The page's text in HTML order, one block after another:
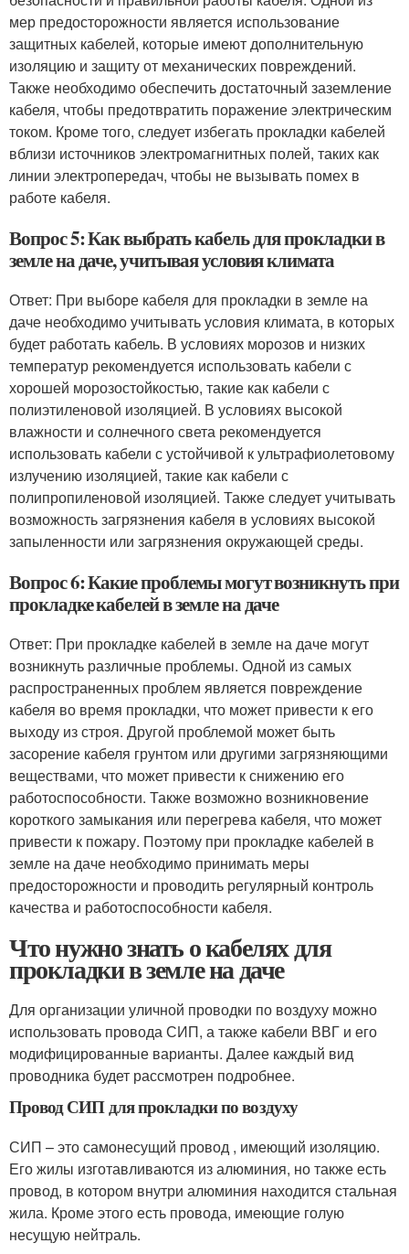
мер предосторожности является использование
защитных кабелей, которые имеют дополнительную
изоляцию и защиту от механических повреждений.
Также необходимо обеспечить достаточный заземление
кабеля, чтобы предотвратить поражение электрическим
током. Кроме того, следует избегать прокладки кабелей
вблизи источников электромагнитных полей, таких как
линии электропередач, чтобы не вызывать помех в
работе кабеля.
Вопрос 5: Как выбрать кабель для прокладки в
земле на даче, учитывая условия климата
Ответ: При выборе кабеля для прокладки в земле на
даче необходимо учитывать условия климата, в которых
будет работать кабель. В условиях морозов и низких
температур рекомендуется использовать кабели с
хорошей морозостойкостью, такие как кабели с
полиэтиленовой изоляцией. В условиях высокой
влажности и солнечного света рекомендуется
использовать кабели с устойчивой к ультрафиолетовому
излучению изоляцией, такие как кабели с
полипропиленовой изоляцией. Также следует учитывать
возможность загрязнения кабеля в условиях высокой
запыленности или загрязнения окружающей среды.
Вопрос 6: Какие проблемы могут возникнуть при
прокладке кабелей в земле на даче
Ответ: При прокладке кабелей в земле на даче могут
возникнуть различные проблемы. Одной из самых
распространенных проблем является повреждение
кабеля во время прокладки, что может привести к его
выходу из строя. Другой проблемой может быть
засорение кабеля грунтом или другими загрязняющими
веществами, что может привести к снижению его
работоспособности. Также возможно возникновение
короткого замыкания или перегрева кабеля, что может
привести к пожару. Поэтому при прокладке кабелей в
земле на даче необходимо принимать меры
предосторожности и проводить регулярный контроль
качества и работоспособности кабеля.
Что нужно знать о кабелях для
прокладки в земле на даче
Для организации уличной проводки по воздуху можно
использовать провода СИП, а также кабели ВВГ и его
модифицированные варианты. Далее каждый вид
проводника будет рассмотрен подробнее.
Провод СИП для прокладки по воздуху
СИП – это самонесущий провод , имеющий изоляцию.
Его жилы изготавливаются из алюминия, но также есть
провод, в котором внутри алюминия находится стальная
жила. Кроме этого есть провода, имеющие голую
несущую нейтраль.